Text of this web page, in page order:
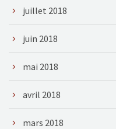
juillet 2018
juin 2018
mai 2018
avril 2018
mars 2018